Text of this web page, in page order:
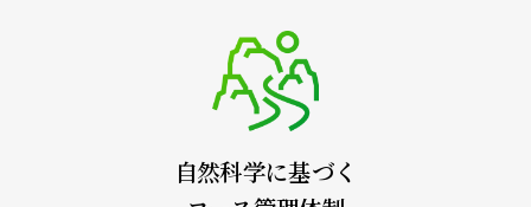
自然科学に基づく